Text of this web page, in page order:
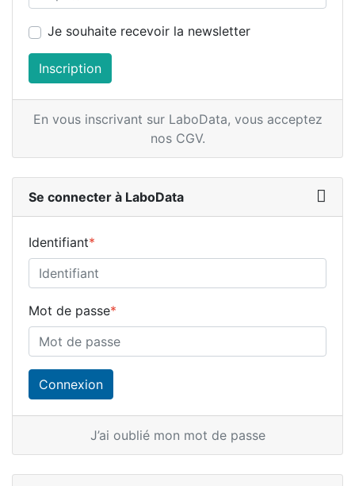
Je souhaite recevoir la newsletter
Inscription
En vous inscrivant sur LaboData, vous acceptez
nos CGV.
Se connecter à LaboData
Identifiant*
Mot de passe*
J’ai oublié mon mot de passe